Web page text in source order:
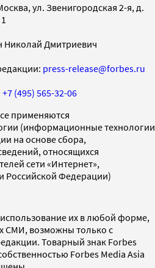
ул. Звенигородская 2-я, д.
Николай Дмитриевич
press-release@forbes.ru
+7 (495) 565-32-06
применяются
(информационные технологии
на основе сбора,
относящихся
сети «Интернет»,
Российской Федерации)
их в любой форме,
СМИ, возможны только с
Товарный знак Forbes
Forbes Media Asia